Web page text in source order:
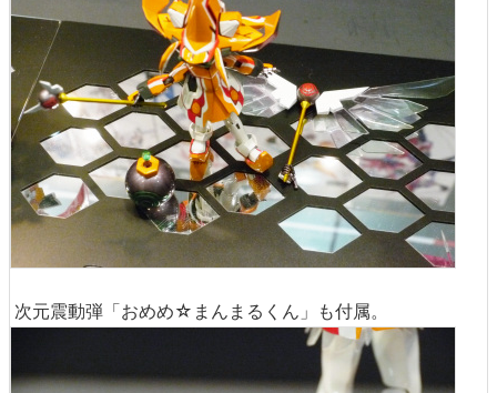
次元震動弾「おめめ☆まんまるくん」も付属。